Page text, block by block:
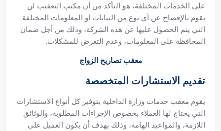
على الخدمات المختلفة، هو التأكد من أن مكتب التعقيب لن
يقوم بالإفصاح عن أي نوع من البيانات أو المعلومات المختلفة
التي يتم الحصول عليها عن هذه الشركة، وذلك من أجل ضمان
المحافظة على المعلومات، وعدم التعرض للمشكلات.
معقب تصاريح الزواج
تقديم الاستشارات المتخصصة
يقوم معقب خدمات وزارة الداخلية بتوفير كل أنواع الاستشارات
التي يحتاج لها العملاء بخصوص الإجراءات المطلوبة، والوثائق
اللازمة، والمواعيد الهامة، وذلك بهدف أن يكون العميل على